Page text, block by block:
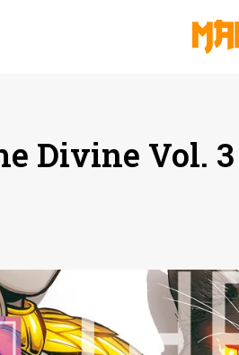
Divine Vol. 3